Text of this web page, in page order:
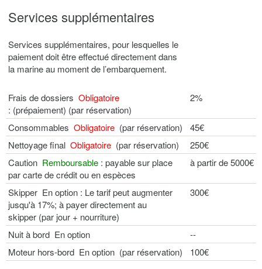
Services supplémentaires
Services supplémentaires, pour lesquelles le
paiement doit être effectué directement dans
la marine au moment de l’embarquement.
Frais de dossiers Obligatoire
: (prépaiement) (par réservation)
2%
Consommables Obligatoire (par réservation)
45€
Nettoyage final Obligatoire (par réservation)
250€
Caution Remboursable : payable sur place
par carte de crédit ou en espèces
à partir de 5000€
Skipper En option : Le tarif peut augmenter
jusqu'à 17%; à payer directement au
skipper (par jour + nourriture)
300€
Nuit à bord En option
--
Moteur hors-bord En option (par réservation)
100€